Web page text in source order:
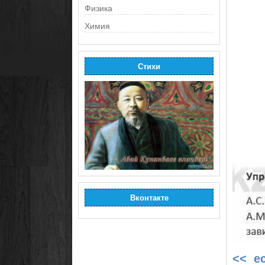
Физика
Химия
Стихи
Вконтакте
<<